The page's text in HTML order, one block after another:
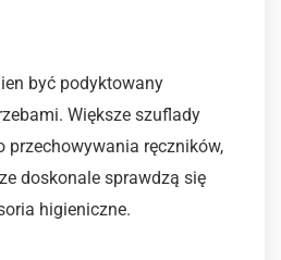
być podyktowany
Większe szuflady
przechowywania ręczników,
doskonale sprawdzą się
higieniczne.